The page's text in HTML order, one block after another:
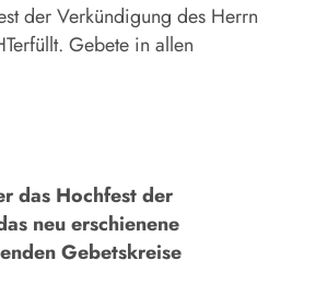
der Verkündigung des Herrn
Gebete in allen
das Hochfest der
neu erschienene
Gebetskreise